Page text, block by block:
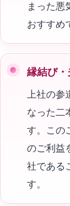
まった悪
おすすめ
縁結び
上社の参
なった二
す。この
のご利益
社である
す。